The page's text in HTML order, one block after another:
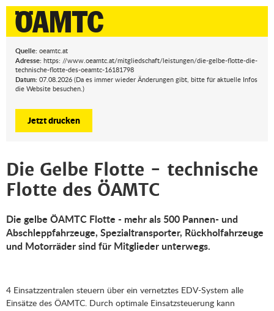
Quelle: oeamtc.at
Adresse: https: //www.oeamtc.at/mitgliedschaft/leistungen/die-gelbe-flotte-die-
technische-flotte-des-oeamtc-16181798
Datum: 07.08.2026 (Da es immer wieder Änderungen gibt, bitte für aktuelle Infos
die Website besuchen.)
Jetzt drucken
Die Gelbe Flotte - technische
Flotte des ÖAMTC
Die gelbe ÖAMTC Flotte - mehr als 500 Pannen- und
Abschleppfahrzeuge, Spezialtransporter, Rückholfahrzeuge
und Motorräder sind für Mitglieder unterwegs.
4 Einsatzzentralen steuern über ein vernetztes EDV-System alle
Einsätze des ÖAMTC. Durch optimale Einsatzsteuerung kann